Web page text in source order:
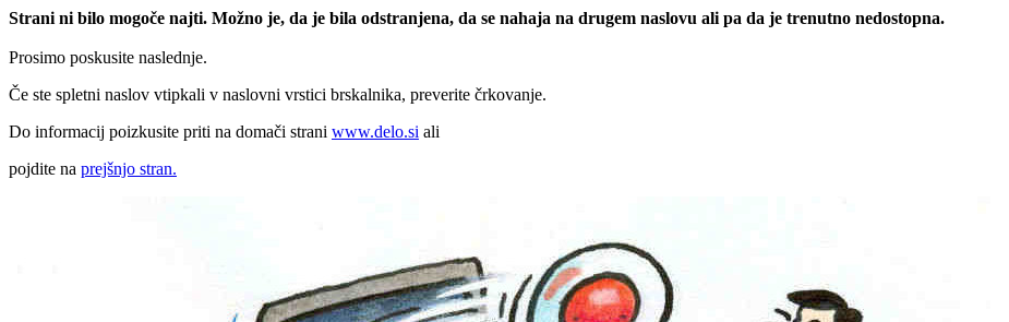
Strani ni bilo mogoče najti. Možno je, da je bila odstranjena, da se nahaja na drugem naslovu ali pa da je trenutno nedostopna.
Prosimo poskusite naslednje.
Če ste spletni naslov vtipkali v naslovni vrstici brskalnika, preverite črkovanje.
Do informacij poizkusite priti na domači strani www.delo.si ali
pojdite na prejšnjo stran.